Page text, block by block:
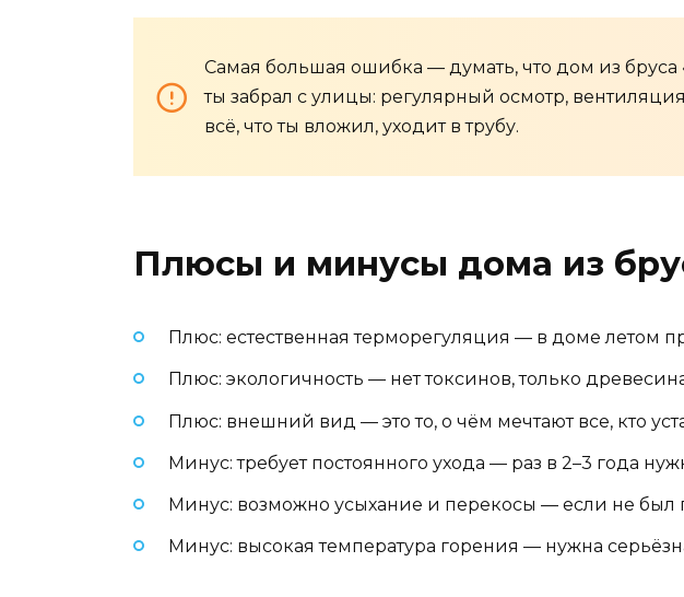
Самая большая ошибка — думать, что дом из бруса
ты забрал с улицы: регулярный осмотр,
всё, что ты вложил, уходит в трубу.
Плюсы и минусы дома из
Плюс: естественная терморегуляция — в доме летом
Плюс: экологичность — нет токсинов, только
Плюс: внешний вид — это то, о чём мечтают все, кто
Минус: требует постоянного ухода — раз в 2–3 года
Минус: возможно усыхание и перекосы — если не был
Минус: высокая температура горения — нужна